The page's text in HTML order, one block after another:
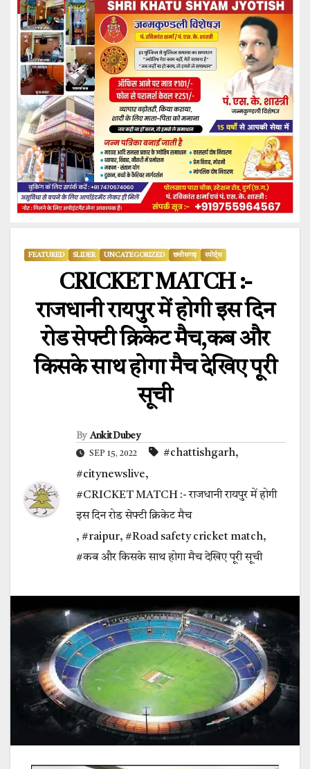
FEATURED SLIDER UNCATEGORIZED छत्तीसगढ़ स्पोर्ट्स
CRICKET MATCH :-
राजधानी रायपुर में होगी इस दिन
रोड सेफ्टी क्रिकेट मैच,कब और
किसके साथ होगा मैच देखिए पूरी
सूची
By Ankit Dubey
SEP 15, 2022 #chattishgarh,
#citynewslive,
#CRICKET MATCH :- राजधानी रायपुर में होगी
इस दिन रोड सेफ्टी क्रिकेट मैच
, #raipur, #Road safety cricket match,
#कब और किसके साथ होगा मैच देखिए पूरी सूची